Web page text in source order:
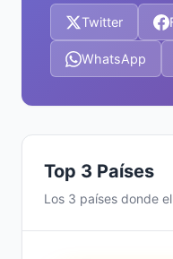
Twitter
WhatsApp
Top 3 Países
Los 3 países donde